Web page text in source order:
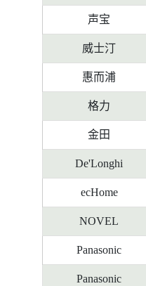
声宝
威士汀
惠而浦
格力
金田
De'Longhi
ecHome
NOVEL
Panasonic
Panasonic